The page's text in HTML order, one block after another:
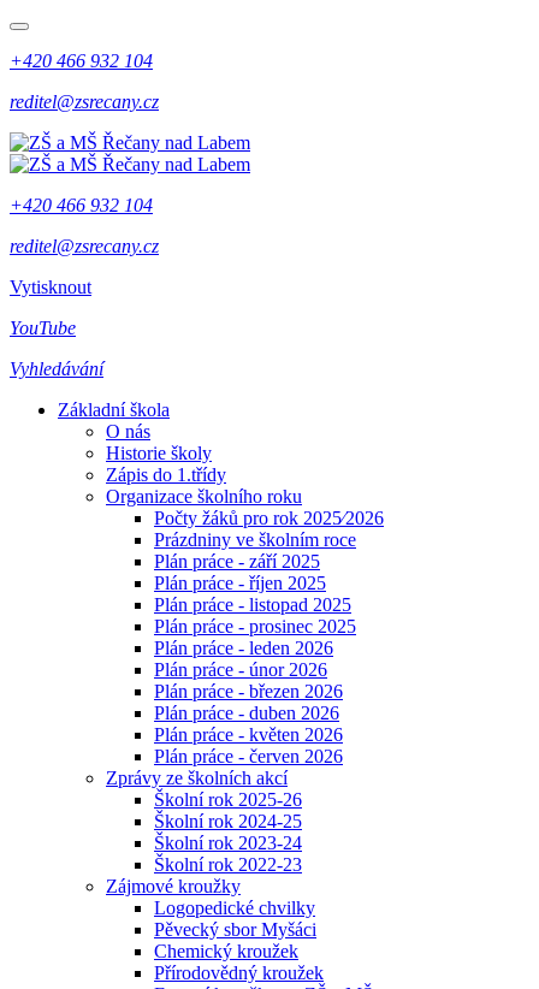
+420 466 932 104
reditel@zsrecany.cz
+420 466 932 104
reditel@zsrecany.cz
Vytisknout
YouTube
Vyhledávání
Základní škola
O nás
Historie školy
Zápis do 1.třídy
Organizace školního roku
Počty žáků pro rok 2025⁄2026
Prázdniny ve školním roce
Plán práce - září 2025
Plán práce - říjen 2025
Plán práce - listopad 2025
Plán práce - prosinec 2025
Plán práce - leden 2026
Plán práce - únor 2026
Plán práce - březen 2026
Plán práce - duben 2026
Plán práce - květen 2026
Plán práce - červen 2026
Zprávy ze školních akcí
Školní rok 2025-26
Školní rok 2024-25
Školní rok 2023-24
Školní rok 2022-23
Zájmové kroužky
Logopedické chvilky
Pěvecký sbor Myšáci
Chemický kroužek
Přírodovědný kroužek